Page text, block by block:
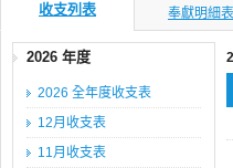
收支列表 奉獻明細表
2026 年度
2026 全年度收支表
12月收支表
11月收支表